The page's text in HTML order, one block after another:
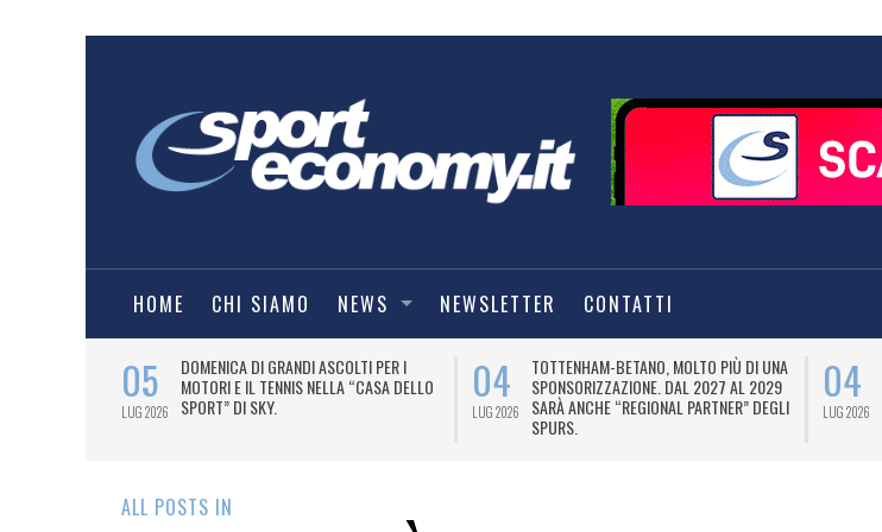
HOME CHI SIAMO NEWS NEWSLETTER CONTATTI
05
LUG 2026
DOMENICA DI GRANDI ASCOLTI PER I
MOTORI E IL TENNIS NELLA “CASA DELLO
SPORT” DI SKY.
04
LUG 2026
TOTTENHAM-BETANO, MOLTO PIÙ DI UNA
SPONSORIZZAZIONE. DAL 2027 AL 2029
SARÀ ANCHE “REGIONAL PARTNER” DEGLI
SPURS.
04
LUG 2026
ALL POSTS IN